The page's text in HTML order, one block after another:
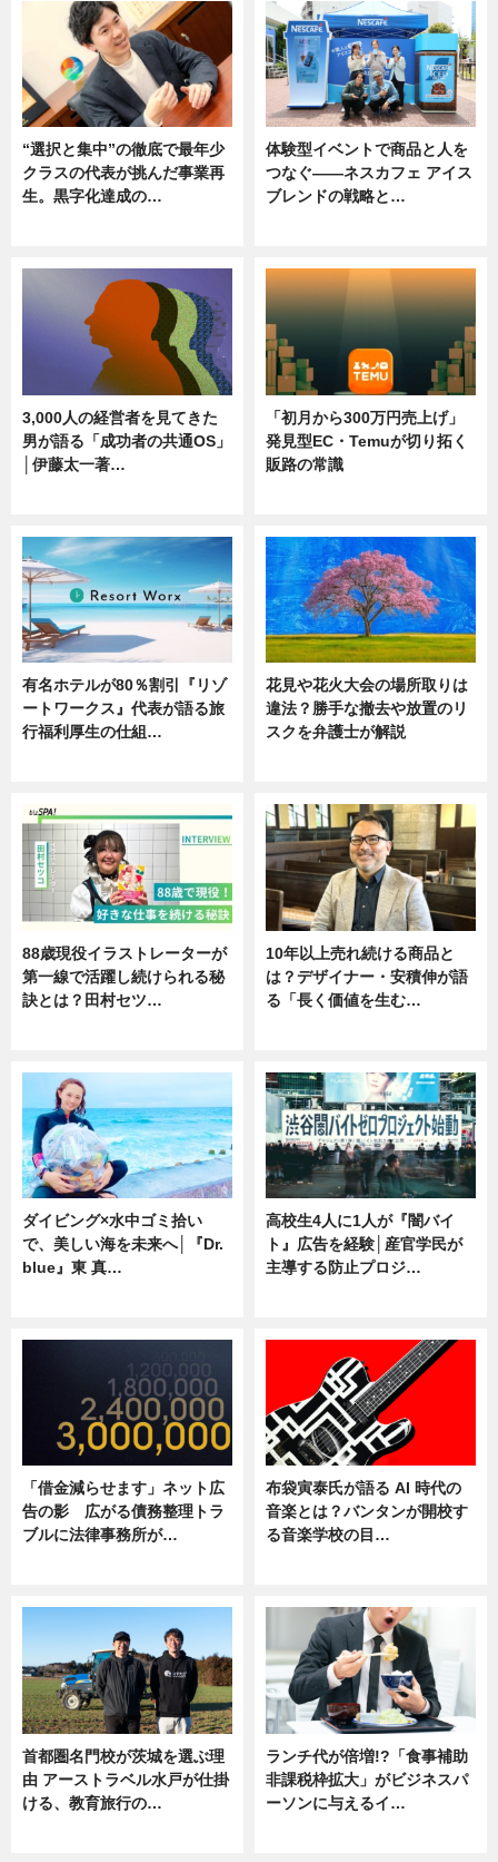
“選択と集中”の徹底で最年少
クラスの代表が挑んだ事業再
生。黒字化達成の…
体験型イベントで商品と人を
つなぐ――ネスカフェ アイス
ブレンドの戦略と…
3,000人の経営者を見てきた
男が語る「成功者の共通OS」
│伊藤太一著…
「初月から300万円売上げ」
発見型EC・Temuが切り拓く
販路の常識
有名ホテルが80％割引『リゾ
ートワークス』代表が語る旅
行福利厚生の仕組…
花見や花火大会の場所取りは
違法？勝手な撤去や放置のリ
スクを弁護士が解説
88歳現役イラストレーターが
第一線で活躍し続けられる秘
訣とは？田村セツ…
10年以上売れ続ける商品と
は？デザイナー・安積伸が語
る「長く価値を生む…
ダイビング×水中ゴミ拾い
で、美しい海を未来へ│『Dr.
blue』東 真…
高校生4人に1人が『闇バイ
ト』広告を経験│産官学民が
主導する防止プロジ…
「借金減らせます」ネット広
告の影 広がる債務整理トラ
ブルに法律事務所が…
布袋寅泰氏が語る AI 時代の
音楽とは？バンタンが開校す
る音楽学校の目…
首都圏名門校が茨城を選ぶ理
由 アーストラベル水戸が仕掛
ける、教育旅行の…
ランチ代が倍増!?「食事補助
非課税枠拡大」がビジネスパ
ーソンに与えるイ…